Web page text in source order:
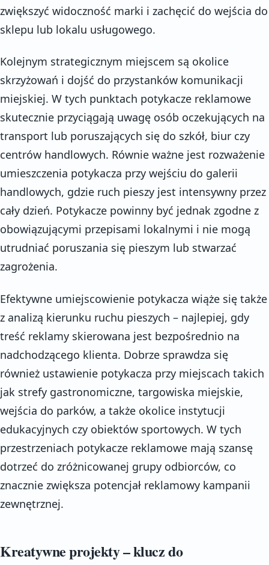
zwiększyć widoczność marki i zachęcić do wejścia do
sklepu lub lokalu usługowego.
Kolejnym strategicznym miejscem są okolice
skrzyżowań i dojść do przystanków komunikacji
miejskiej. W tych punktach potykacze reklamowe
skutecznie przyciągają uwagę osób oczekujących na
transport lub poruszających się do szkół, biur czy
centrów handlowych. Równie ważne jest rozważenie
umieszczenia potykacza przy wejściu do galerii
handlowych, gdzie ruch pieszy jest intensywny przez
cały dzień. Potykacze powinny być jednak zgodne z
obowiązującymi przepisami lokalnymi i nie mogą
utrudniać poruszania się pieszym lub stwarzać
zagrożenia.
Efektywne umiejscowienie potykacza wiąże się także
z analizą kierunku ruchu pieszych – najlepiej, gdy
treść reklamy skierowana jest bezpośrednio na
nadchodzącego klienta. Dobrze sprawdza się
również ustawienie potykacza przy miejscach takich
jak strefy gastronomiczne, targowiska miejskie,
wejścia do parków, a także okolice instytucji
edukacyjnych czy obiektów sportowych. W tych
przestrzeniach potykacze reklamowe mają szansę
dotrzeć do zróżnicowanej grupy odbiorców, co
znacznie zwiększa potencjał reklamowy kampanii
zewnętrznej.
Kreatywne projekty – klucz do